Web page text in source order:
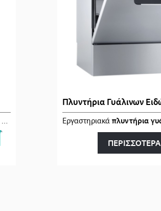
, κατάλληλοι �…
Πλυντήρια Γυάλινων
Εργαστηριακάπλυντήρια
ΠΕΡΙΣΣΟΤΕΡΑ